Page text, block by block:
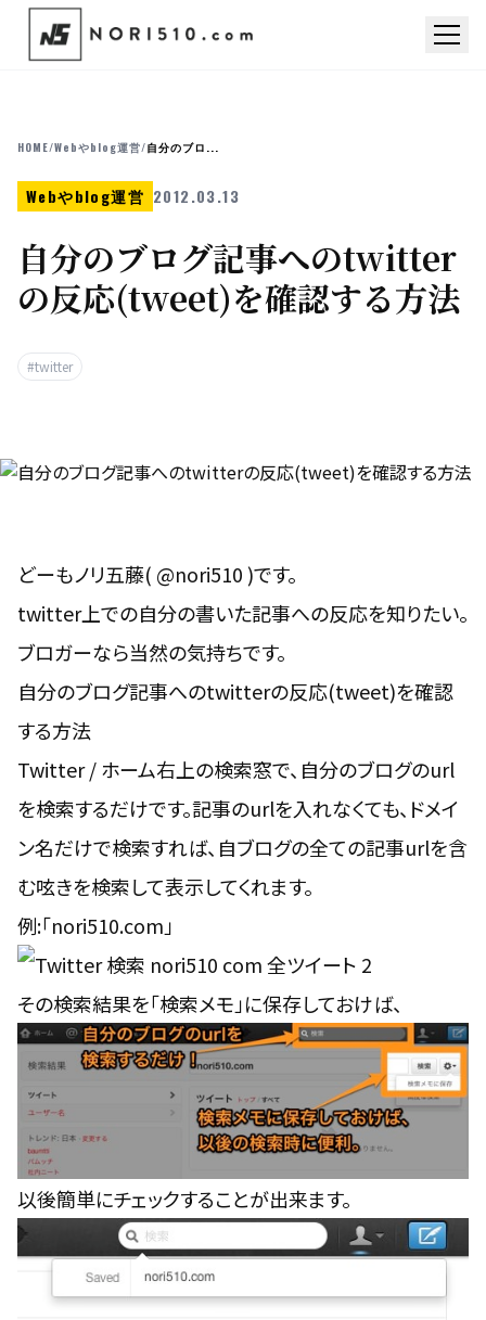
HOME/Webやblog運営/自分のブロ...
Webやblog運営 2012.03.13
自分のブログ記事へのtwitter
の反応(tweet)を確認する方法
#twitter
どーもノリ五藤( @nori510 )です。
twitter上での自分の書いた記事への反応を知りたい。
ブロガーなら当然の気持ちです。
自分のブログ記事へのtwitterの反応(tweet)を確認
する方法
Twitter / ホーム右上の検索窓で、自分のブログのurl
を検索するだけです。記事のurlを入れなくても、ドメイ
ン名だけで検索すれば、自ブログの全ての記事urlを含
む呟きを検索して表示してくれます。
例:「nori510.com」
その検索結果を「検索メモ」に保存しておけば、
以後簡単にチェックすることが出来ます。